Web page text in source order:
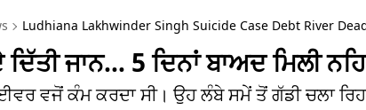
Ludhiana Lakhwinder Singh Suicide Case Debt River
ਜਾਨ… 5 ਦਿਨਾਂ ਬਾਅਦ ਮਿਲੀ
ਵਜੋਂ ਕੰਮ ਕਰਦਾ ਸੀ। ਉਹ ਲੰਬੇ ਸਮੇਂ ਤੋਂ ਗੱਡੀ ਚਲਾ